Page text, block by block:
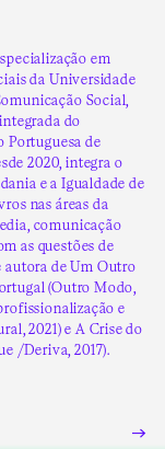
em
da Universidade
Social,
do
Portuguesa de
2020, integra o
e a Igualdade de
nas áreas da
comunicação
as questões de
autora de Um Outro
(Outro Modo,
e
2021) e A Crise do
/Deriva, 2017).
→